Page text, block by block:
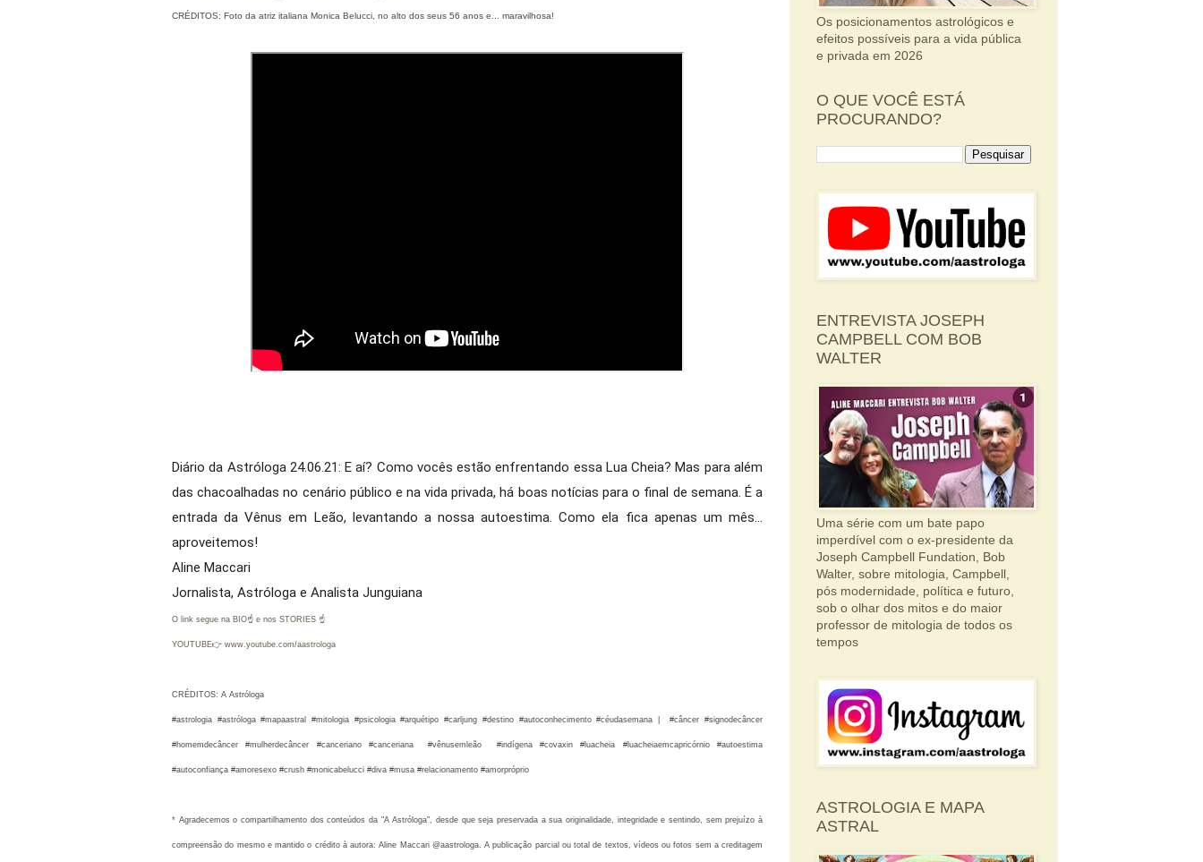
CRÉDITOS: Foto da atriz italiana Monica Belucci, no alto dos seus 56 anos e... maravilhosa!
Diário da Astróloga 24.06.21: E aí? Como vocês estão enfrentando essa Lua Cheia? Mas para além
das chacoalhadas no cenário público e na vida privada, há boas notícias para o final de semana. É a
entrada da Vênus em Leão, levantando a nossa autoestima. Como ela fica apenas um mês...
aproveitemos!
Aline Maccari
Jornalista, Astróloga e Analista Junguiana
O link segue na BIO☝ e nos STORIES ☝
YOUTUBE👉 www.youtube.com/aastrologa
CRÉDITOS: A Astróloga
#astrologia #astróloga #mapaastral #mitologia #psicologia #arquétipo #carljung #destino #autoconhecimento #céudasemana | #câncer #signodecâncer
#homemdecâncer #mulherdecâncer #canceriano #canceriana #vênusemleão #indígena #covaxin #luacheia #luacheiaemcapricórnio #autoestima
#autoconfiança #amoresexo #crush #monicabelucci #diva #musa #relacionamento #amorpróprio
* Agradecemos o compartilhamento dos conteúdos da "A Astróloga", desde que seja preservada a sua originalidade, integridade e sentindo, sem prejuízo à
compreensão do mesmo e mantido o crédito à autora: Aline Maccari @aastrologa. A publicação parcial ou total de textos, vídeos ou fotos sem a creditagem
Os posicionamentos astrológicos e
efeitos possíveis para a vida pública
e privada em 2026
O QUE VOCÊ ESTÁ
PROCURANDO?
ENTREVISTA JOSEPH
CAMPBELL COM BOB
WALTER
Uma série com um bate papo
imperdível com o ex-presidente da
Joseph Campbell Fundation, Bob
Walter, sobre mitologia, Campbell,
pós modernidade, política e futuro,
sob o olhar dos mitos e do maior
professor de mitologia de todos os
tempos
ASTROLOGIA E MAPA
ASTRAL